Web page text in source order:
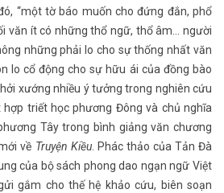
“một tờ báo muốn cho đứng đắn, phổ
văn ít có những thổ ngữ, thổ âm... người
những phải lo cho sự thống nhất văn
lo cổ động cho sự hữu ái của đồng bào
xướng nhiều ý tưởng trong nghiên cứu
hợp triết học phương Đông và chủ nghĩa
Tây trong bình giảng văn chương
về Truyện Kiều. Phác thảo của Tản Đà
của bộ sách phong dao ngạn ngữ Việt
gắm cho thế hệ khảo cứu, biên soạn